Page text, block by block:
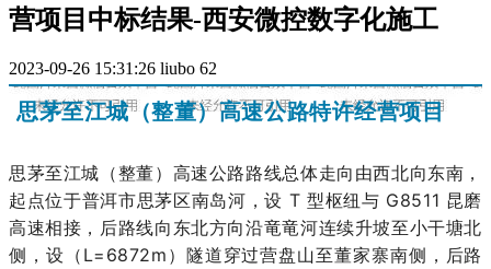
营项目中标结果-西安微控数字化施工
2023-09-26 15:31:26 liubo 62
思茅至江城（整董）高速公路特许经营项目
思茅至江城（整董）高速公路路线总体走向由西北向东南，
起点位于普洱市思茅区南岛河，设 T 型枢纽与 G8511 昆磨
高速相接，后路线向东北方向沿竜竜河连续升坡至小干塘北
侧，设（L=6872m）隧道穿过营盘山至董家寨南侧，后路